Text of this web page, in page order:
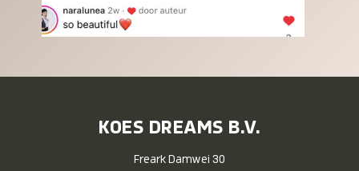
KOES DREAMS B.V.
Freark Damwei 30